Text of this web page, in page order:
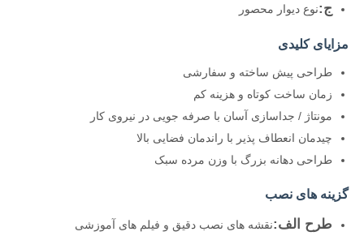
ج:نوع دیوار محصور
مزایای کلیدی
طراحی پیش ساخته و سفارشی
زمان ساخت کوتاه و هزینه کم
مونتاژ / جداسازی آسان با صرفه جویی در نیروی کار
چیدمان انعطاف پذیر با راندمان فضایی بالا
طراحی دهانه بزرگ با وزن مرده سبک
گزینه های نصب
طرح الف:نقشه های نصب دقیق و فیلم های آموزشی